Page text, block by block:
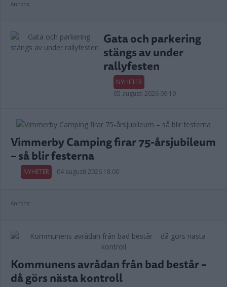
Annons:
Gata och parkering
stängs av under
rallyfesten
NYHETER
05 augusti 2026 09.19
Vimmerby Camping firar 75-årsjubileum
– så blir festerna
NYHETER 04 augusti 2026 18.00
Annons:
Kommunens avrådan från bad består –
då görs nästa kontroll